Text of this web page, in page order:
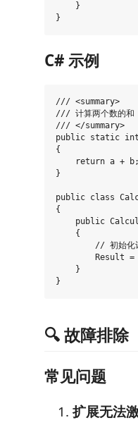
    }
C# 示例
/// <summary>
/// 计算两个数的和
/// </summary>
public static int
{
    return a + b;
}
public class
{
public
    {
// 初始化
Result =
    }
🔍 故障排除
常见问题
扩展无法